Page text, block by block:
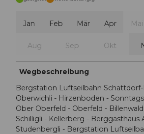
Jan Feb Mär Apr Mai
Aug Sep Okt
Wegbeschreibung
Bergstation Luftseilbahn Schattdorf-
Oberwichli - Hirzenboden -
Ober Oberfeld - Oberfeld -
Schilligli - Kellerberg - Berggasthaus
Studenbergli - Bergstation